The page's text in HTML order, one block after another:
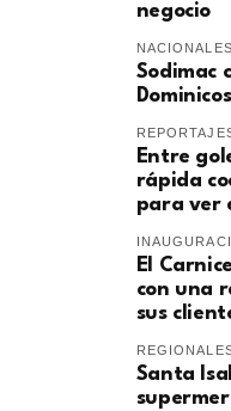
negocio
NACIONALES
Sodimac
Entre
rápida
para ver
El
con una
sus
Santa